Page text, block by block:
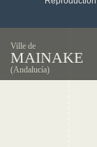
Ville de
MAINAKE
(Andalucía)